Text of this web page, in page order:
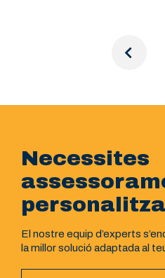
Necessites
El nostre equip d’experts
la millor solució adaptada al